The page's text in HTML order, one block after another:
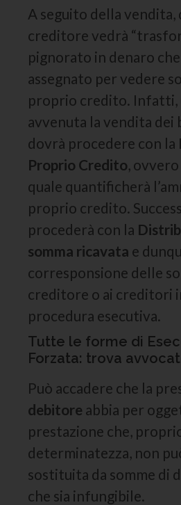
A seguito della vendita,
creditore vedrà
pignorato in denaro
assegnato per vedere
proprio credito. Infatti,
avvenuta la vendita dei
dovrà procedere con la
Proprio Credito,
quale quantificherà
proprio credito.
procederà con la
somma ricavata e
corresponsione delle
creditore o ai creditori
procedura esecutiva.
Tutte le forme di
Forzata: trova
Può accadere che la
debitore abbia per
prestazione che,
determinatezza, non
sostituita da somme di
che sia infungibile.